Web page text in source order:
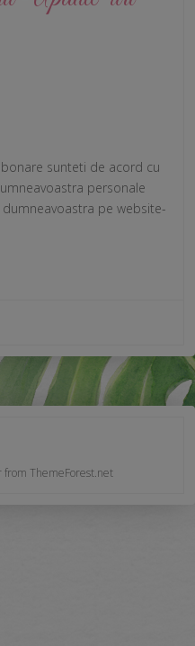
sunteti de acord cu
personale
pe website-
ThemeForest.net